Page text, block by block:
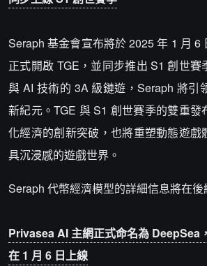
Seraph 基金會宣布將於 2025 年 1 月 6
正式開啟 TGE，並同步推出 S1 創世賽
與 AI 技術的 3A 級鏈遊，Seraph 將引
新紀元。TGE 與 S1 創世賽季的雙重
化經濟的創新突破，也將重塑動態遊戲
具沉浸感的遊戲世界。
Seraph 代幣經濟模型的詳細信息將在後
Privasea AI 主網正式命名為 DeepSea
在 1 月 6 日上線